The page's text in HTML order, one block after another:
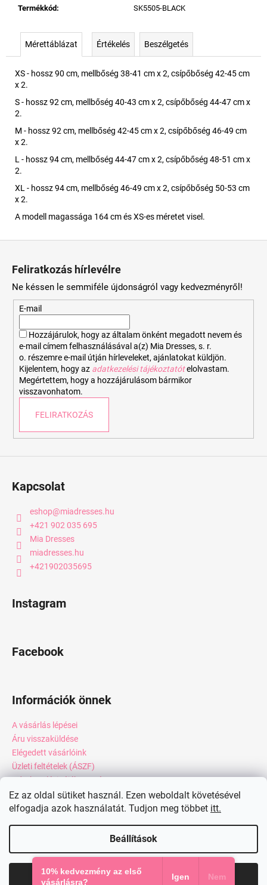
Ez az oldal sütiket használ. Ezen weboldalt követésével
elfogadja azok használatát. Tudjon meg többet itt.
Beállítások
Elfogadom
Termékkód: SK5505-BLACK
Mérettáblázat Értékelés Beszélgetés
XS - hossz 90 cm, mellbőség 38-41 cm x 2, csípőbőség 42-45 cm
x 2.
S - hossz 92 cm, mellbőség 40-43 cm x 2, csípőbőség 44-47 cm x
2.
M - hossz 92 cm, mellbőség 42-45 cm x 2, csípőbőség 46-49 cm
x 2.
L - hossz 94 cm, mellbőség 44-47 cm x 2, csípőbőség 48-51 cm x
2.
XL - hossz 94 cm, mellbőség 46-49 cm x 2, csípőbőség 50-53 cm
x 2.
A modell magassága 164 cm és XS-es méretet visel.
Feliratkozás hírlevélre
Ne késsen le semmiféle újdonságról vagy kedvezményről!
E-mail
Hozzájárulok, hogy az általam önként megadott nevem és
e-mail címem felhasználásával a(z) Mia Dresses, s. r.
o. részemre e-mail útján hírleveleket, ajánlatokat küldjön.
Kijelentem, hogy az adatkezelési tájékoztatót elolvastam.
Megértettem, hogy a hozzájárulásom bármikor
visszavonhatom.
FELIRATKOZÁS
Kapcsolat
eshop@miadresses.hu
+421 902 035 695
Mia Dresses
miadresses.hu
+421902035695
Instagram
Facebook
Információk önnek
A vásárlás lépései
Áru visszaküldése
Elégedett vásárlóink
Üzleti feltételek (ÁSZF)
Adatkezelési tájékoztató
Webáruház értékelése
Kapcsolat
Shoptet készítette
Copyright 2026miadresses.hu . Minden jog fenntartva.
10% kedvezmény az első
vásárlásra?
Igen Nem